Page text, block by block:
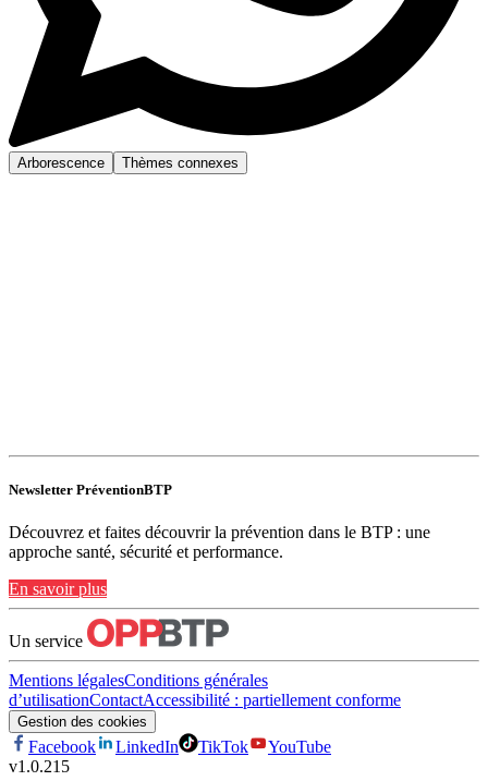
Arborescence Thèmes connexes
Newsletter PréventionBTP
Découvrez et faites découvrir la prévention dans le BTP : une
approche santé, sécurité et performance.
En savoir plus
Un service
Mentions légalesConditions générales
d’utilisationContactAccessibilité : partiellement conforme
Gestion des cookies
Facebook LinkedIn TikTok
YouTube
v1.0.215